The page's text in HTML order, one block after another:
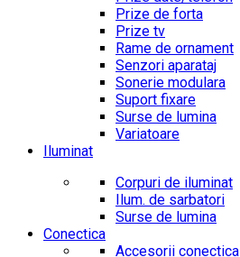
Prize de forta
Prize tv
Rame de ornament
Senzori aparataj
Sonerie modulara
Suport fixare
Surse de lumina
Variatoare
Iluminat
Corpuri de iluminat
Ilum. de sarbatori
Surse de lumina
Conectica
Accesorii conectica